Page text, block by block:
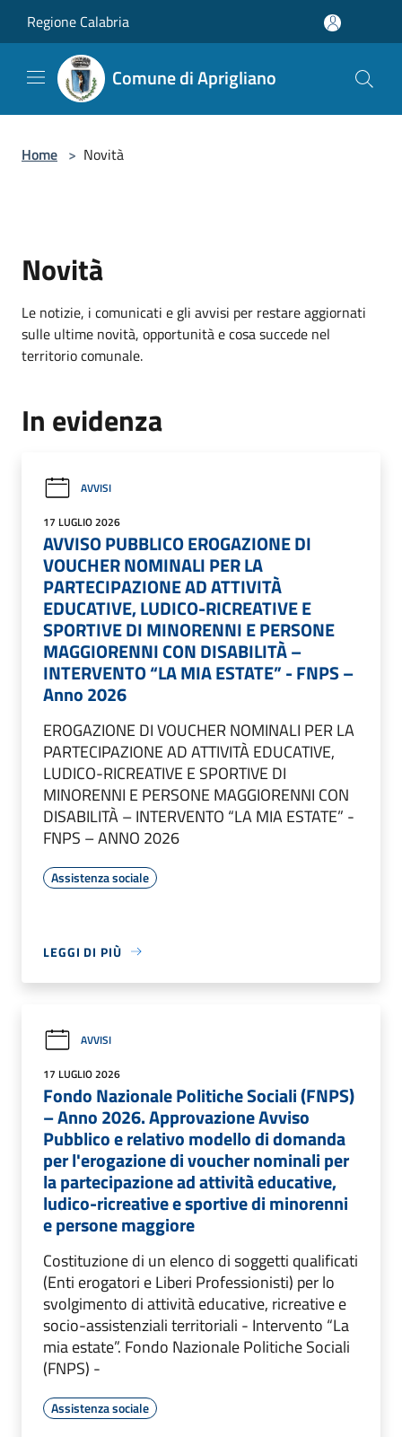
Regione Calabria
Comune di Aprigliano
Home > Novità
Novità
Le notizie, i comunicati e gli avvisi per restare aggiornati
sulle ultime novità, opportunità e cosa succede nel
territorio comunale.
In evidenza
AVVISI
17 LUGLIO 2026
AVVISO PUBBLICO EROGAZIONE DI
VOUCHER NOMINALI PER LA
PARTECIPAZIONE AD ATTIVITÀ
EDUCATIVE, LUDICO-RICREATIVE E
SPORTIVE DI MINORENNI E PERSONE
MAGGIORENNI CON DISABILITÀ –
INTERVENTO “LA MIA ESTATE” - FNPS –
Anno 2026
EROGAZIONE DI VOUCHER NOMINALI PER LA
PARTECIPAZIONE AD ATTIVITÀ EDUCATIVE,
LUDICO-RICREATIVE E SPORTIVE DI
MINORENNI E PERSONE MAGGIORENNI CON
DISABILITÀ – INTERVENTO “LA MIA ESTATE” -
FNPS – ANNO 2026
Assistenza sociale
LEGGI DI PIÙ
AVVISI
17 LUGLIO 2026
Fondo Nazionale Politiche Sociali (FNPS)
– Anno 2026. Approvazione Avviso
Pubblico e relativo modello di domanda
per l'erogazione di voucher nominali per
la partecipazione ad attività educative,
ludico-ricreative e sportive di minorenni
e persone maggiore
Costituzione di un elenco di soggetti qualificati
(Enti erogatori e Liberi Professionisti) per lo
svolgimento di attività educative, ricreative e
socio-assistenziali territoriali - Intervento “La
mia estate”. Fondo Nazionale Politiche Sociali
(FNPS) -
Assistenza sociale